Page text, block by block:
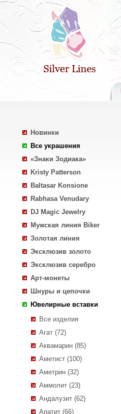
Новинки
Все украшения
«Знаки Зодиака»
Kristy Patterson
Baltasar Konsione
Rabhasa Venudary
DJ Magic Jewelry
Мужская линия Biker
Золотая линия
Эксклюзив золото
Эксклюзив серебро
Арт-монеты
Шнуры и цепочки
Ювелирные вставки
Все изделия
Агат (72)
Аквамарин (85)
Аметист (100)
Аметрин (32)
Аммолит (23)
Андалузит (62)
Апатит (66)